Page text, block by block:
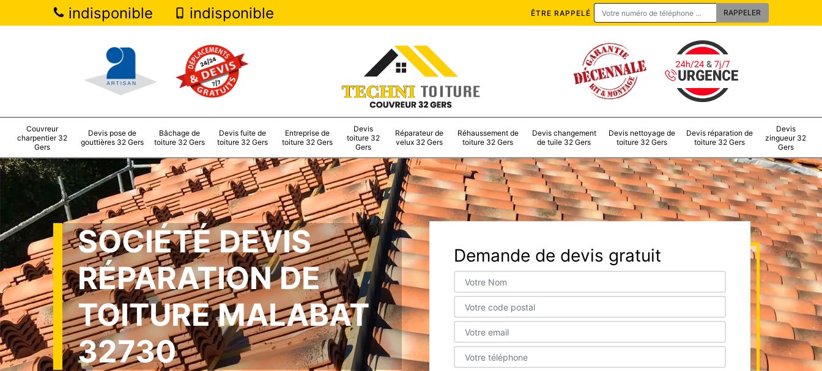
indisponible indisponible ÊTRE RAPPELÉ
Couvreur
charpentier 32
Gers
Devis pose de
gouttières 32 Gers
Bâchage de
toiture 32 Gers
Devis fuite de
toiture 32 Gers
Entreprise de
toiture 32 Gers
Devis
toiture 32
Gers
Réparateur de
velux 32 Gers
Réhaussement de
toiture 32 Gers
Devis changement
de tuile 32 Gers
Devis nettoyage de
toiture 32 Gers
Devis réparation de
toiture 32 Gers
Devis
zingueur 32
Gers
SOCIÉTÉ DEVIS
RÉPARATION DE
TOITURE MALABAT
32730
Demande de devis gratuit